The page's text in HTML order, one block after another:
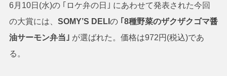
6月10日(水)の ｢ロケ弁の日｣ にあわせて発表された今回
の大賞には、 SOMY’S DELI の｢8種野菜のザクザクゴマ醤
油サーモン弁当｣ が選ばれた。価格は972円(税込)であ
る。